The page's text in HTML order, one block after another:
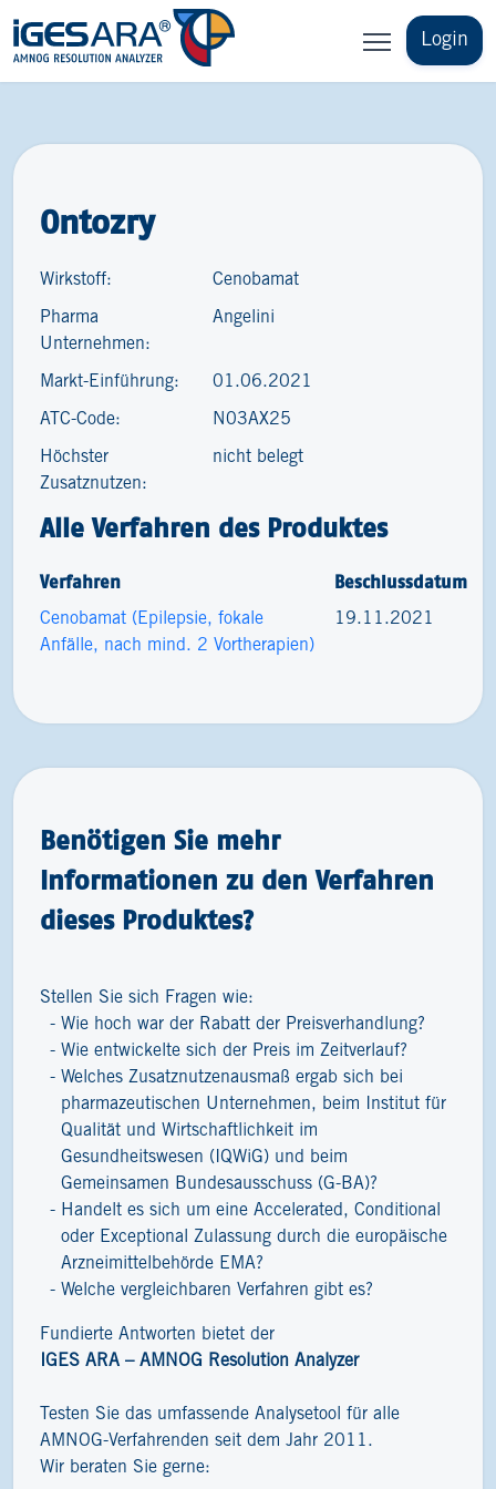
Login
Ontozry
Wirkstoff: Cenobamat
Pharma
Unternehmen:
Angelini
Markt-Einführung: 01.06.2021
ATC-Code: N03AX25
Höchster
Zusatznutzen:
nicht belegt
Alle Verfahren des Produktes
Verfahren Beschlussdatum
Cenobamat (Epilepsie, fokale
Anfälle, nach mind. 2 Vortherapien)
19.11.2021
Benötigen Sie mehr
Informationen zu den Verfahren
dieses Produktes?
Stellen Sie sich Fragen wie:
Wie hoch war der Rabatt der Preisverhandlung?
Wie entwickelte sich der Preis im Zeitverlauf?
Welches Zusatznutzenausmaß ergab sich bei
pharmazeutischen Unternehmen, beim Institut für
Qualität und Wirtschaftlichkeit im
Gesundheitswesen (IQWiG) und beim
Gemeinsamen Bundesausschuss (G-BA)?
Handelt es sich um eine Accelerated, Conditional
oder Exceptional Zulassung durch die europäische
Arzneimittelbehörde EMA?
Welche vergleichbaren Verfahren gibt es?
Fundierte Antworten bietet der
IGES ARA – AMNOG Resolution Analyzer
Testen Sie das umfassende Analysetool für alle
AMNOG-Verfahrenden seit dem Jahr 2011.
Wir beraten Sie gerne: